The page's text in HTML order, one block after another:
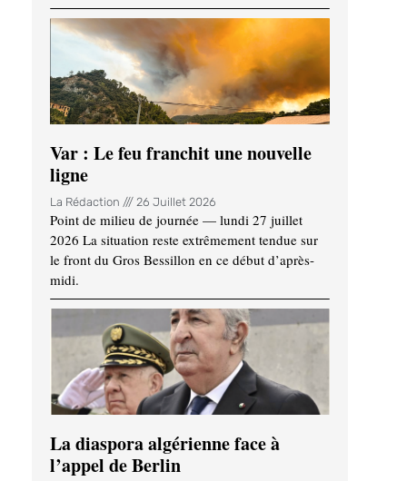
Var : Le feu franchit une nouvelle
ligne
La Rédaction 26 Juillet 2026
Point de milieu de journée — lundi 27 juillet
2026 La situation reste extrêmement tendue sur
le front du Gros Bessillon en ce début d’après-
midi.
La diaspora algérienne face à
l’appel de Berlin